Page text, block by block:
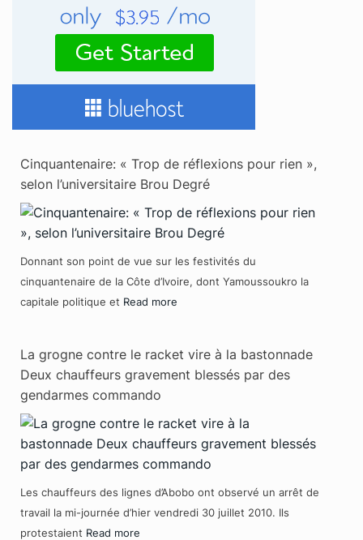
Cinquantenaire: « Trop de réflexions pour rien »,
selon l’universitaire Brou Degré
Donnant son point de vue sur les festivités du
cinquantenaire de la Côte d’Ivoire, dont Yamoussoukro la
capitale politique et Read more
La grogne contre le racket vire à la bastonnade
Deux chauffeurs gravement blessés par des
gendarmes commando
Les chauffeurs des lignes d’Abobo ont observé un arrêt de
travail la mi-journée d’hier vendredi 30 juillet 2010. Ils
protestaient Read more